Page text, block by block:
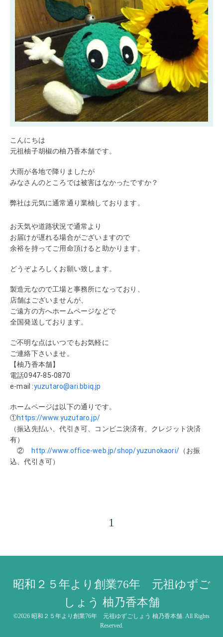
こんにちは
元祖柚子胡椒の柚乃香本舗です。
大雨が各地で降りましたが
みなさんのところでは被害はなかったですか？
弊社は元気に通常通り業柚しております。
お天気や道路状況で通常より
お届けが遅れる場合がございますので
余裕を持ってご用命頂けると助かります。
どうぞよろしくお願い致します。
製造元なので工場と事務所になっており、
店舗はございませんが、
ご遠方の方へホームページなどで
全国発送しております。
ご不明な点はいつでもお気軽に
ご連絡下さいませ。
【柚乃香本舗】
電話0947-85-0870
e-mail :yuzutaro@ari.bbiq.jp
ホームページは以下の通りです。
①https://www.yuzutaro.jp/
（振込先払い、代引き可、コンビニ決済有、クレジット決済
有）
②
http://www.office-web.jp/shop/yuzunokaori/ （お振
込、代引き可）
1
昭和２５年より創業76年 元祖ゆずご
しょう 柚乃香本舗
©2026 昭和２５年より創業76年 元祖ゆずごしょう 柚乃香本舗. All Rights
Reserved.